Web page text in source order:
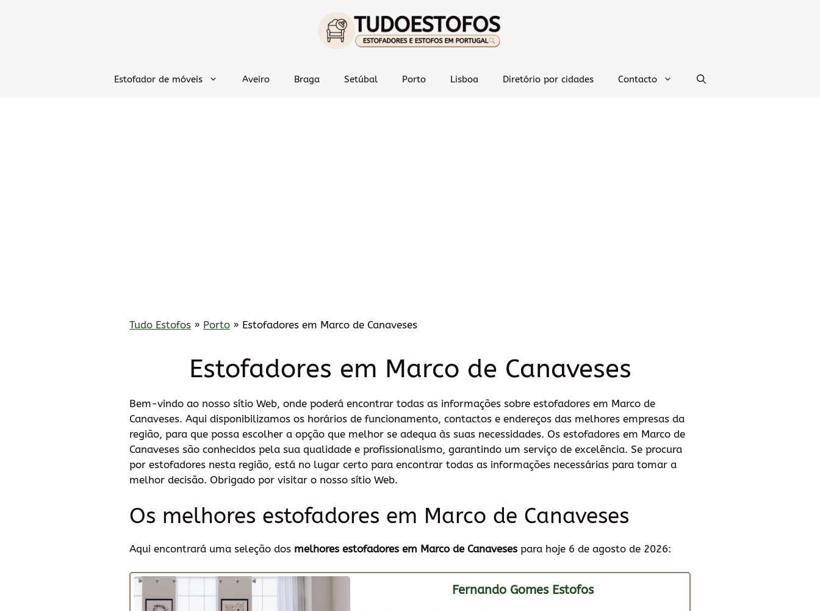
Estofador de móveis Aveiro Braga Setúbal Porto Lisboa Diretório por cidades Contacto
Tudo Estofos » Porto » Estofadores em Marco de Canaveses
Estofadores em Marco de Canaveses
Bem-vindo ao nosso sítio Web, onde poderá encontrar todas as informações sobre estofadores em Marco de
Canaveses. Aqui disponibilizamos os horários de funcionamento, contactos e endereços das melhores empresas da
região, para que possa escolher a opção que melhor se adequa às suas necessidades. Os estofadores em Marco de
Canaveses são conhecidos pela sua qualidade e profissionalismo, garantindo um serviço de excelência. Se procura
por estofadores nesta região, está no lugar certo para encontrar todas as informações necessárias para tomar a
melhor decisão. Obrigado por visitar o nosso sítio Web.
Os melhores estofadores em Marco de Canaveses
Aqui encontrará uma seleção dos melhores estofadores em Marco de Canaveses para hoje 6 de agosto de 2026:
Fernando Gomes Estofos